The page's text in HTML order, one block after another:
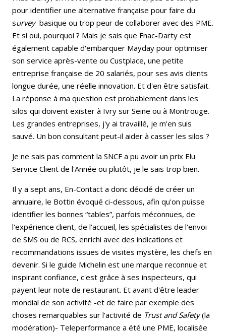
pour identifier une alternative française pour faire du
surveybasique ou trop peur de collaborer avec des PME.
Et si oui, pourquoi ? Mais je sais que Fnac-Darty est
également capable d'embarquer Mayday pour optimiser
son service après-vente ou Custplace, une petite
entreprise française de 20 salariés, pour ses avis clients
longue durée, une réelle innovation. Et d'en être satisfait.
La réponse à ma question est probablement dans les
silos qui doivent exister à Ivry sur Seine ou à Montrouge.
Les grandes entreprises, j'y ai travaillé, je m'en suis
sauvé. Un bon consultant peut-il aider à casser les silos ?
Je ne sais pas comment la SNCF a pu avoir un prix Elu
Service Client de l'Année ou plutôt, je le sais trop bien.
Il y a sept ans, En-Contact a donc décidé de créer un
annuaire, le Bottin évoqué ci-dessous, afin qu'on puisse
identifier les bonnes “tables”, parfois méconnues, de
l'expérience client, de l'accueil, les spécialistes de l'envoi
de SMS ou de RCS, enrichi avec des indications et
recommandations issues de visites mystère, les chefs en
devenir. Si le guide Michelin est une marque reconnue et
inspirant confiance, c'est grâce à ses inspecteurs, qui
payent leur note de restaurant. Et avant d'être leader
mondial de son activité -et de faire par exemple des
choses remarquables sur l'activité de Trust and Safety(la
modération)- Teleperformance a été une PME, localisée